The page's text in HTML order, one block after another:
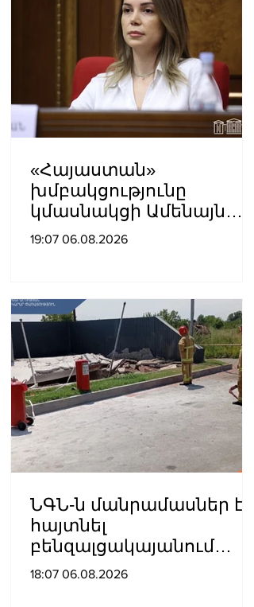
«Հայաստան»
խմբակցությունը
կմասնակցի Ամենայն
Հայոց Կաթողիկոսի
19:07 06.08.2026
ՆԳՆ-ն մանրամասներ է
հայտնել
բենզալցակայանում
տեղի ունեցած
18:07 06.08.2026